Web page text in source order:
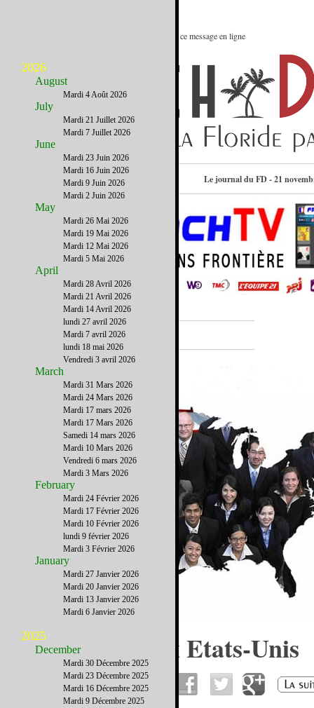
Le meilleur des Etats-Unis : Voir ce message en ligne
Consulter l’annuaire Le journal du FD - 21
A la Une
Etre salarié aux Etats-Unis
2026
August
Mardi 4 Août 2026
July
Mardi 21 Juillet 2026
Mardi 7 Juillet 2026
June
Mardi 23 Juin 2026
Mardi 16 Juin 2026
Mardi 9 Juin 2026
Mardi 2 Juin 2026
May
Mardi 26 Mai 2026
Mardi 19 Mai 2026
Mardi 12 Mai 2026
Mardi 5 Mai 2026
April
Mardi 28 Avril 2026
Mardi 21 Avril 2026
Mardi 14 Avril 2026
lundi 27 avril 2026
Mardi 7 avril 2026
lundi 18 mai 2026
Vendredi 3 avril 2026
March
Mardi 31 Mars 2026
Mardi 24 Mars 2026
Mardi 17 mars 2026
Mardi 17 Mars 2026
Samedi 14 mars 2026
Mardi 10 Mars 2026
Vendredi 6 mars 2026
Mardi 3 Mars 2026
February
Mardi 24 Février 2026
Mardi 17 Février 2026
Mardi 10 Février 2026
lundi 9 février 2026
Mardi 3 Février 2026
January
Mardi 27 Janvier 2026
Mardi 20 Janvier 2026
Mardi 13 Janvier 2026
Mardi 6 Janvier 2026
2025
December
Mardi 30 Décembre 2025
Mardi 23 Décembre 2025
Mardi 16 Décembre 2025
Mardi 9 Décembre 2025